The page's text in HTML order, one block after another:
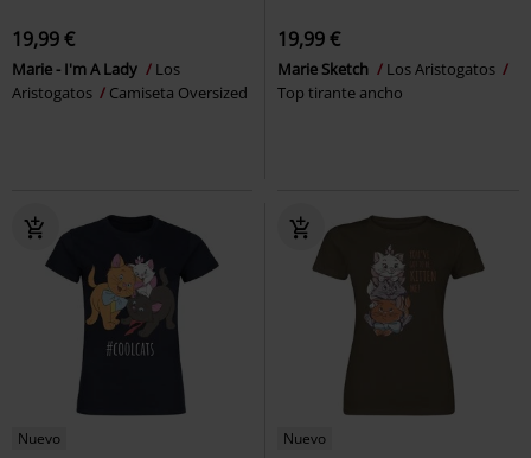
19,99 €
Marie - I'm A Lady
Los
Aristogatos
Camiseta Oversized
19,99 €
Marie Sketch
Los Aristogatos
Top tirante ancho
Nuevo Nuevo